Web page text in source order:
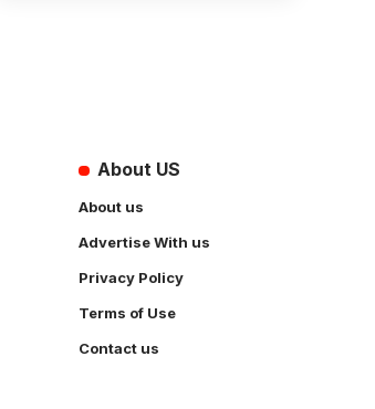
About US
About us
Advertise With us
Privacy Policy
Terms of Use
Contact us